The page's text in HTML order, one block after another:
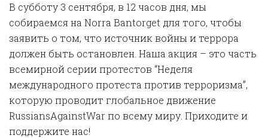
В субботу 3 сентября, в 12 часов дня, мы
собираемся на Norra Bantorget для того, чтобы
заявить о том, что источник войны и террора
должен быть остановлен. Наша акция – это часть
всемирной серии протестов “Неделя
международного протеста против терроризма”,
которую проводит глобальное движение
RussiansAgainstWar по всему миру. Приходите и
поддержите нас!